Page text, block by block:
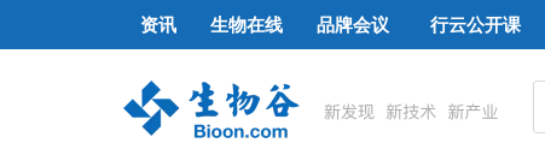
资讯 生物在线 品牌会议 行云公开课